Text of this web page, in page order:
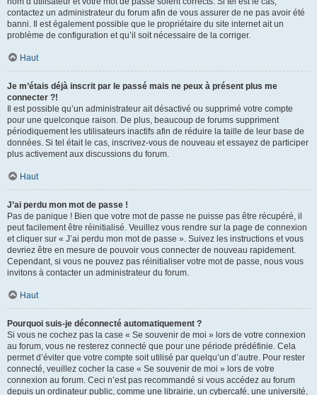
contactez un administrateur du forum afin de vous assurer de ne pas avoir été
banni. Il est également possible que le propriétaire du site internet ait un
problème de configuration et qu’il soit nécessaire de la corriger.
Haut
Je m’étais déjà inscrit par le passé mais ne peux à présent plus me
connecter ?!
Il est possible qu’un administrateur ait désactivé ou supprimé votre compte
pour une quelconque raison. De plus, beaucoup de forums suppriment
périodiquement les utilisateurs inactifs afin de réduire la taille de leur base de
données. Si tel était le cas, inscrivez-vous de nouveau et essayez de participer
plus activement aux discussions du forum.
Haut
J’ai perdu mon mot de passe !
Pas de panique ! Bien que votre mot de passe ne puisse pas être récupéré, il
peut facilement être réinitialisé. Veuillez vous rendre sur la page de connexion
et cliquer sur « J’ai perdu mon mot de passe ». Suivez les instructions et vous
devriez être en mesure de pouvoir vous connecter de nouveau rapidement.
Cependant, si vous ne pouvez pas réinitialiser votre mot de passe, nous vous
invitons à contacter un administrateur du forum.
Haut
Pourquoi suis-je déconnecté automatiquement ?
Si vous ne cochez pas la case « Se souvenir de moi » lors de votre connexion
au forum, vous ne resterez connecté que pour une période prédéfinie. Cela
permet d’éviter que votre compte soit utilisé par quelqu’un d’autre. Pour rester
connecté, veuillez cocher la case « Se souvenir de moi » lors de votre
connexion au forum. Ceci n’est pas recommandé si vous accédez au forum
depuis un ordinateur public, comme une librairie, un cybercafé, une université,